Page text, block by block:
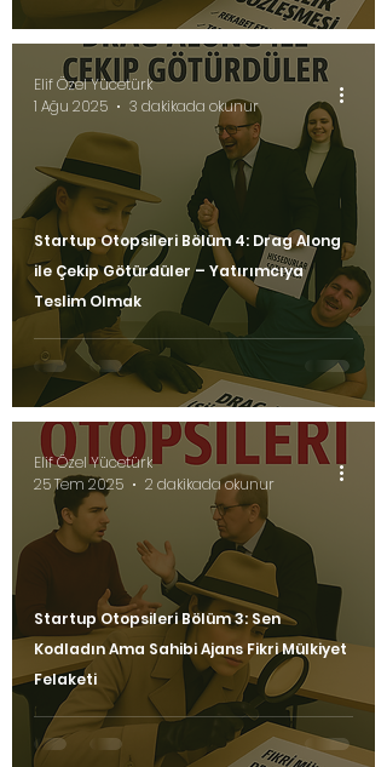
Startup Otopsileri Bölüm 4: Drag Along
ile Çekip Götürdüler – Yatırımcıya
Teslim Olmak
Elif Özel Yücetürk
1 Ağu 2025
3 dakikada okunur
Startup Otopsileri Bölüm 3: Sen
Kodladın Ama Sahibi Ajans Fikri Mülkiyet
Felaketi
Elif Özel Yücetürk
25 Tem 2025
2 dakikada okunur